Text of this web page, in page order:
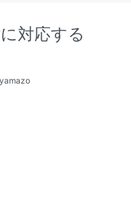
対応する